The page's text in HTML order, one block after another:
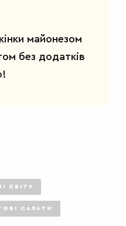
майонезом
без додатків
СВІТУ
САЛАТИ